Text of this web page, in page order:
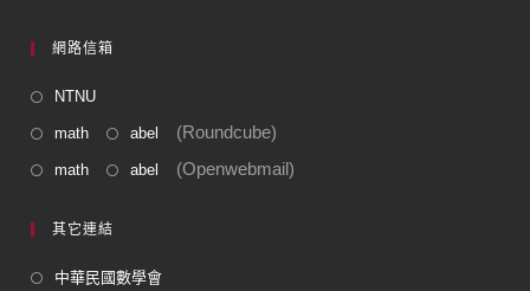
網路信箱
NTNU
math abel (Roundcube)
math abel (Openwebmail)
其它連結
中華民國數學會